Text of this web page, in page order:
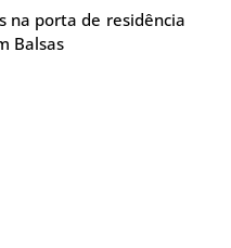
na porta de residência
Balsas